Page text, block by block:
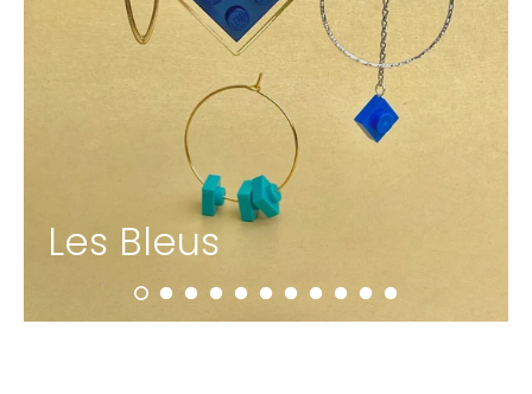
Les Bleus